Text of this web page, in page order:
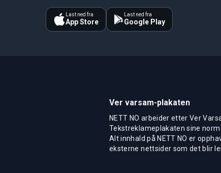
Last ned fra
App Store
Last ned fra
Google Play
Ver varsam-plakaten
NETT NO arbeider etter Ver
Tekstreklameplakaten sine
Alt innhald på NETT NO er
eksterne nettsider som det blir